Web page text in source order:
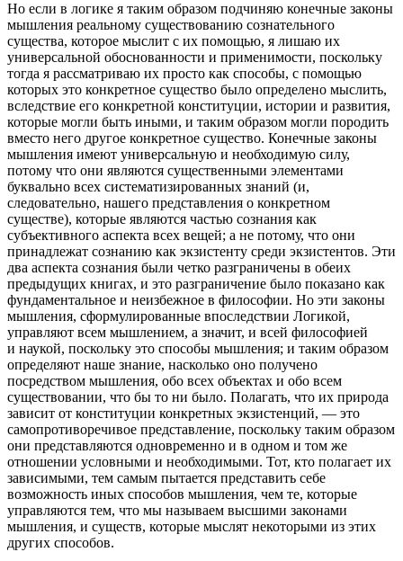
Но если в логике я таким образом подчиняю конечные законы
мышления реальному существованию сознательного
существа, которое мыслит с их помощью, я лишаю их
универсальной обоснованности и применимости, поскольку
тогда я рассматриваю их просто как способы, с помощью
которых это конкретное существо было определено мыслить,
вследствие его конкретной конституции, истории и развития,
которые могли быть иными, и таким образом могли породить
вместо него другое конкретное существо. Конечные законы
мышления имеют универсальную и необходимую силу,
потому что они являются существенными элементами
буквально всех систематизированных знаний (и,
следовательно, нашего представления о конкретном
существе), которые являются частью сознания как
субъективного аспекта всех вещей; а не потому, что они
принадлежат сознанию как экзистенту среди экзистентов. Эти
два аспекта сознания были четко разграничены в обеих
предыдущих книгах, и это разграничение было показано как
фундаментальное и неизбежное в философии. Но эти законы
мышления, сформулированные впоследствии Логикой,
управляют всем мышлением, а значит, и всей философией
и наукой, поскольку это способы мышления; и таким образом
определяют наше знание, насколько оно получено
посредством мышления, обо всех объектах и обо всем
существовании, что бы то ни было. Полагать, что их природа
зависит от конституции конкретных экзистенций, — это
самопротиворечивое представление, поскольку таким образом
они представляются одновременно и в одном и том же
отношении условными и необходимыми. Тот, кто полагает их
зависимыми, тем самым пытается представить себе
возможность иных способов мышления, чем те, которые
управляются тем, что мы называем высшими законами
мышления, и существ, которые мыслят некоторыми из этих
других способов.